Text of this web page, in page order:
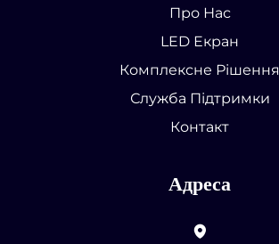
Про Нас
LED Екран
Комплексне Рішення
Служба Підтримки
Контакт
Адреса